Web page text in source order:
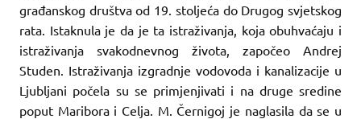
građanskog društva od 19. stoljeća do Drugog svjetskog
rata. Istaknula je da je ta istraživanja, koja obuhvaćaju i
istraživanja svakodnevnog života, započeo Andrej
Studen. Istraživanja izgradnje vodovoda i kanalizacije u
Ljubljani počela su se primjenjivati i na druge sredine
poput Maribora i Celja. M. Černigoj je naglasila da se u